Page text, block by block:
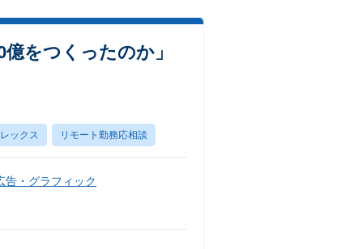
をつくったのか」
ックス リモート勤務応相談
告・グラフィック